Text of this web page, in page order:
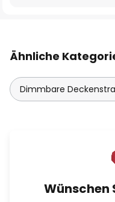
Ähnliche
Dimmbare
Wünschen